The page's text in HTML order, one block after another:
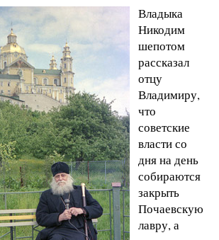
Владыка
Никодим
шепотом
рассказал
отцу
Владимиру,
что
советские
власти со
дня на день
собираются
закрыть
Почаевскую
лавру, а